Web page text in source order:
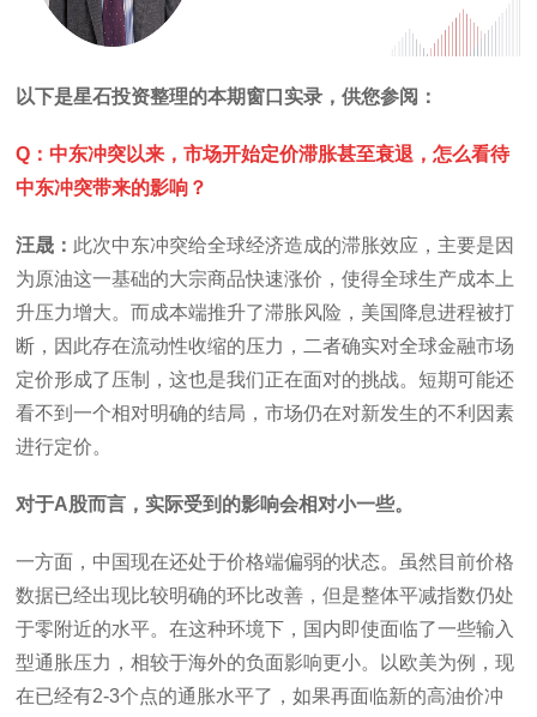
以下是星石投资整理的本期窗口实录，供您参阅：
Q：中东冲突以来，市场开始定价滞胀甚至衰退，怎么看待
中东冲突带来的影响？
汪晟： 此次中东冲突给全球经济造成的滞胀效应，主要是因
为原油这一基础的大宗商品快速涨价，使得全球生产成本上
升压力增大。而成本端推升了滞胀风险，美国降息进程被打
断，因此存在流动性收缩的压力，二者确实对全球金融市场
定价形成了压制，这也是我们正在面对的挑战。短期可能还
看不到一个相对明确的结局，市场仍在对新发生的不利因素
进行定价。
对于A股而言，实际受到的影响会相对小一些。
一方面，中国现在还处于价格端偏弱的状态。虽然目前价格
数据已经出现比较明确的环比改善，但是整体平减指数仍处
于零附近的水平。在这种环境下，国内即使面临了一些输入
型通胀压力，相较于海外的负面影响更小。以欧美为例，现
在已经有2-3个点的通胀水平了，如果再面临新的高油价冲